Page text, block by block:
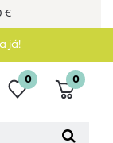
€
já!
0 0